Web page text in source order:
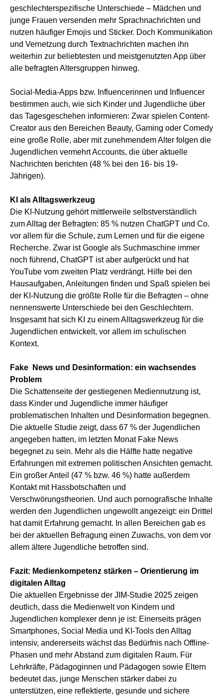
geschlechterspezifische Unterschiede – Mädchen und
junge Frauen versenden mehr Sprachnachrichten und
nutzen häufiger Emojis und Sticker. Doch Kommunikation
und Vernetzung durch Textnachrichten machen ihn
weiterhin zur beliebtesten und meistgenutzten App über
alle befragten Altersgruppen hinweg.
Social-Media-Apps bzw. Influencerinnen und Influencer
bestimmen auch, wie sich Kinder und Jugendliche über
das Tagesgeschehen informieren: Zwar spielen Content-
Creator aus den Bereichen Beauty, Gaming oder Comedy
eine große Rolle, aber mit zunehmendem Alter folgen die
Jugendlichen vermehrt Accounts, die über aktuelle
Nachrichten berichten (48 % bei den 16- bis 19-
Jährigen).
KI als Alltagswerkzeug
Die KI-Nutzung gehört mittlerweile selbstverständlich
zum Alltag der Befragten: 85 % nutzen ChatGPT und Co.
vor allem für die Schule, zum Lernen und für die eigene
Recherche. Zwar ist Google als Suchmaschine immer
noch führend, ChatGPT ist aber aufgerückt und hat
YouTube vom zweiten Platz verdrängt. Hilfe bei den
Hausaufgaben, Anleitungen finden und Spaß spielen bei
der KI-Nutzung die größte Rolle für die Befragten – ohne
nennenswerte Unterschiede bei den Geschlechtern.
Insgesamt hat sich KI zu einem Alltagswerkzeug für die
Jugendlichen entwickelt, vor allem im schulischen
Kontext.
Fake News und Desinformation: ein wachsendes
Problem
Die Schattenseite der gestiegenen Mediennutzung ist,
dass Kinder und Jugendliche immer häufiger
problematischen Inhalten und Desinformation begegnen.
Die aktuelle Studie zeigt, dass 67 % der Jugendlichen
angegeben hatten, im letzten Monat Fake News
begegnet zu sein. Mehr als die Hälfte hatte negative
Erfahrungen mit extremen politischen Ansichten gemacht.
Ein großer Anteil (47 % bzw. 46 %) hatte außerdem
Kontakt mit Hassbotschaften und
Verschwörungstheorien. Und auch pornografische Inhalte
werden den Jugendlichen ungewollt angezeigt: ein Drittel
hat damit Erfahrung gemacht. In allen Bereichen gab es
bei der aktuellen Befragung einen Zuwachs, von dem vor
allem ältere Jugendliche betroffen sind.
Fazit: Medienkompetenz stärken – Orientierung im
digitalen Alltag
Die aktuellen Ergebnisse der JIM-Studie 2025 zeigen
deutlich, dass die Medienwelt von Kindern und
Jugendlichen komplexer denn je ist: Einerseits prägen
Smartphones, Social Media und KI-Tools den Alltag
intensiv, andererseits wächst das Bedürfnis nach Offline-
Phasen und mehr Abstand zum digitalen Raum. Für
Lehrkräfte, Pädagoginnen und Pädagogen sowie Eltern
bedeutet das, junge Menschen stärker dabei zu
unterstützen, eine reflektierte, gesunde und sichere